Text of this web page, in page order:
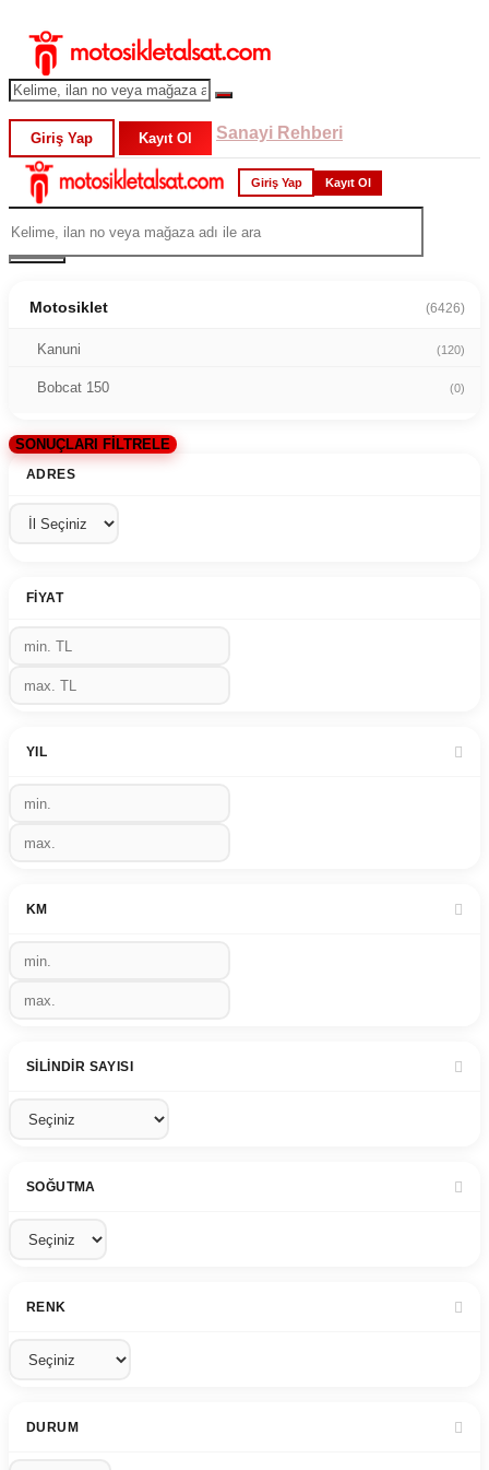
Giriş Yap Kayıt Ol Sanayi Rehberi
Giriş Yap Kayıt Ol
Motosiklet (6426)
Kanuni (120)
Bobcat 150 (0)
SONUÇLARI FİLTRELE
ADRES
FIYAT
YIL
KM
SILINDIR SAYISI
SOĞUTMA
RENK
DURUM